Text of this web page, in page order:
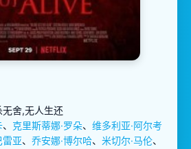
舍,无人生还
、 克里斯蒂娜·罗朵、 维多利亚·阿尔考
雷亚、 乔安娜·博尔哈、 米切尔·马伦、